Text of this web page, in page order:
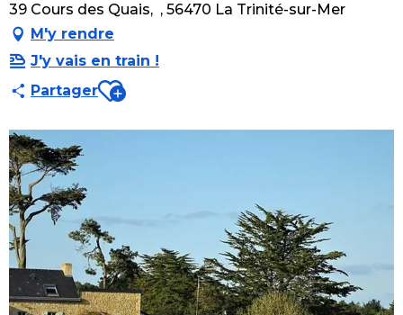
39 Cours des Quais, , 56470 La Trinité-sur-Mer
M'y rendre
J'y vais en train !
PartagerAjouter aux favoris